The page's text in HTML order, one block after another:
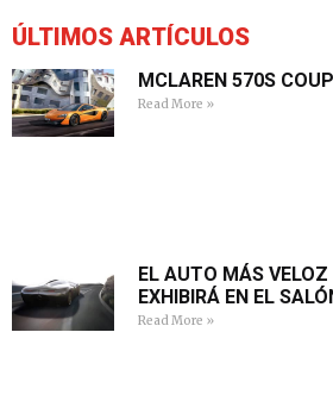
ÚLTIMOS ARTÍCULOS
MCLAREN 570S
Read More »
EL AUTO MÁS VELOZ
EXHIBIRÁ EN EL
Read More »